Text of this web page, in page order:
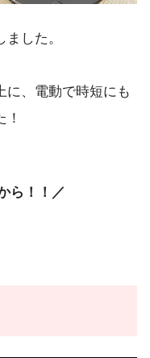
した。
に、電動で時短にも
ら！！／